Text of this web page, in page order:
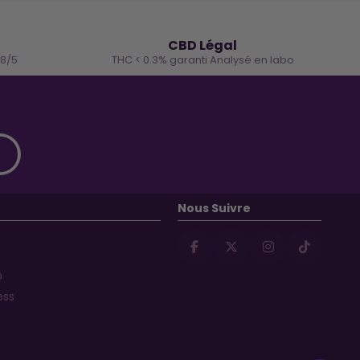
5
CBD Légal
THC < 0.3% garanti Analysé en labo
Nous Suivre